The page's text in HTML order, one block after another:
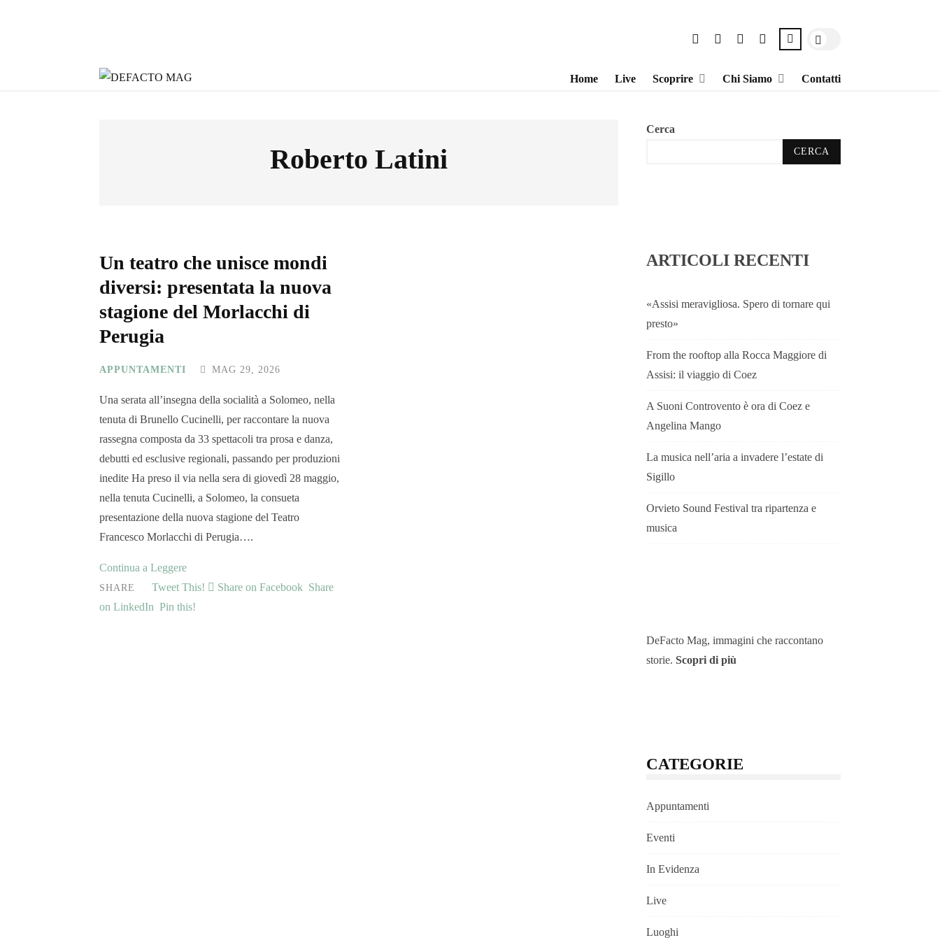
Home Live Scoprire Chi Siamo Contatti
Roberto Latini
Un teatro che unisce mondi
diversi: presentata la nuova
stagione del Morlacchi di
Perugia
APPUNTAMENTI MAG 29, 2026
Una serata all’insegna della socialità a Solomeo, nella
tenuta di Brunello Cucinelli, per raccontare la nuova
rassegna composta da 33 spettacoli tra prosa e danza,
debutti ed esclusive regionali, passando per produzioni
inedite Ha preso il via nella sera di giovedì 28 maggio,
nella tenuta Cucinelli, a Solomeo, la consueta
presentazione della nuova stagione del Teatro
Francesco Morlacchi di Perugia….
Continua a Leggere
SHARE Tweet This! Share on Facebook Share
on LinkedIn Pin this!
Cerca
CERCA
ARTICOLI RECENTI
«Assisi meravigliosa. Spero di tornare qui
presto»
From the rooftop alla Rocca Maggiore di
Assisi: il viaggio di Coez
A Suoni Controvento è ora di Coez e
Angelina Mango
La musica nell’aria a invadere l’estate di
Sigillo
Orvieto Sound Festival tra ripartenza e
musica
DeFacto Mag, immagini che raccontano
storie. Scopri di più
CATEGORIE
Appuntamenti
Eventi
In Evidenza
Live
Luoghi